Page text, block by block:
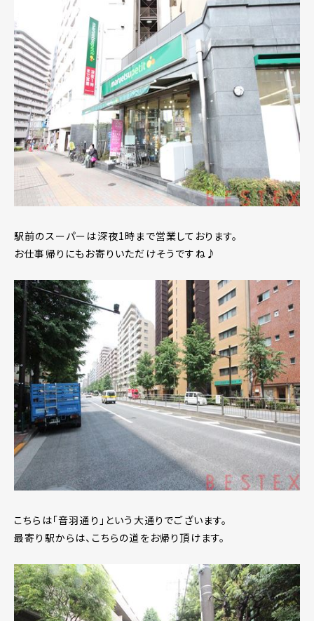
駅前のスーパーは深夜1時まで営業しております。
お仕事帰りにもお寄りいただけそうですね♪
こちらは「音羽通り」という大通りでございます。
最寄り駅からは、こちらの道をお帰り頂けます。